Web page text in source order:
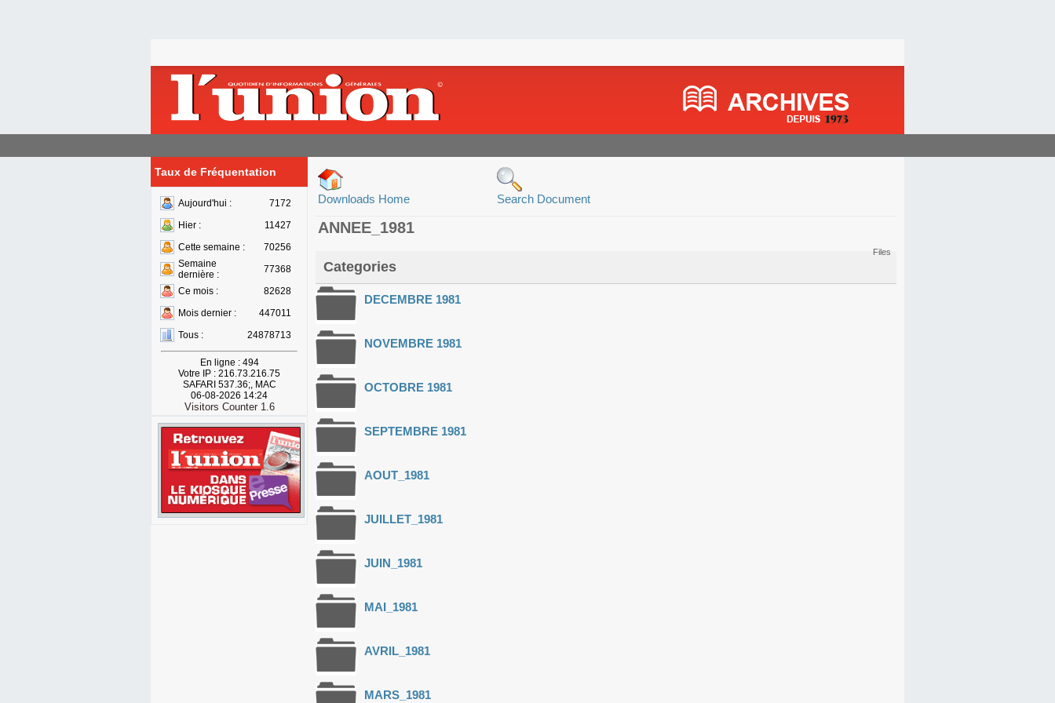
Taux de Fréquentation
Aujourd'hui :
7172
Hier :
11427
Cette semaine :
70256
Semaine
dernière :
77368
Ce mois :
82628
Mois dernier :
447011
Tous :
24878713
En ligne : 494
Votre IP : 216.73.216.75
SAFARI 537.36;, MAC
06-08-2026 14:24
Visitors Counter 1.6
Downloads Home Search Document
ANNEE_1981
Categories
Files
DECEMBRE 1981
NOVEMBRE 1981
OCTOBRE 1981
SEPTEMBRE 1981
AOUT_1981
JUILLET_1981
JUIN_1981
MAI_1981
AVRIL_1981
MARS_1981